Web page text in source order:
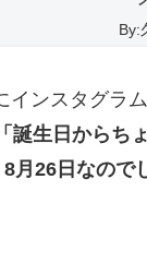
By:
ンスタグラ
「誕生日からち
月26日なので